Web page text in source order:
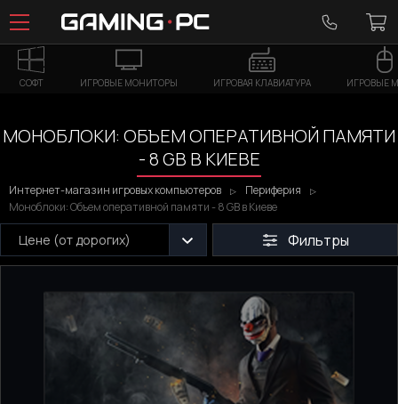
СОФТ ИГРОВЫЕ МОНИТОРЫ ИГРОВАЯ КЛАВИАТУРА ИГРОВЫЕ
МОНОБЛОКИ: ОБЪЕМ ОПЕРАТИВНОЙ ПАМЯТИ
- 8 GB В КИЕВЕ
Интернет-магазин игровых компьютеров
Периферия
Моноблоки: Объем оперативной памяти - 8 GB в Киеве
Цене (от дорогих) Фильтры